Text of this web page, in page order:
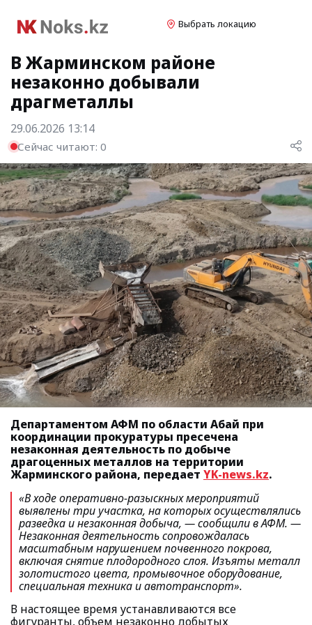
Выбрать локацию
В Жарминском районе
незаконно добывали
драгметаллы
29.06.2026 13:14
Сейчас читают: 0
Департаментом АФМ по области Абай при
координации прокуратуры пресечена
незаконная деятельность по добыче
драгоценных металлов на территории
Жарминского района, передает YK-news.kz.
«В ходе оперативно-разыскных мероприятий
выявлены три участка, на которых осуществлялись
разведка и незаконная добыча, — сообщили в АФМ. —
Незаконная деятельность сопровождалась
масштабным нарушением почвенного покрова,
включая снятие плодородного слоя. Изъяты металл
золотистого цвета, промывочное оборудование,
специальная техника и автотранспорт».
В настоящее время устанавливаются все
фигуранты, объем незаконно добытых